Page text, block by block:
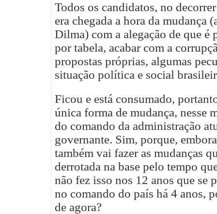
Todos os candidatos, no
era chegada a hora da mudança
Dilma) com a alegação de que
por tabela, acabar com a
propostas próprias, algumas
situação política e social
Ficou e está consumado,
única forma de mudança, nesse
do comando da administração
governante. Sim, porque,
também vai fazer as mudanças
derrotada na base pelo tempo
não fez isso nos 12 anos que se
no comando do país há 4 anos,
de agora?